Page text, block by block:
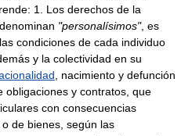
1. Los derechos de la
"personalísimos", es
condiciones de cada individuo
y la colectividad en su
, nacimiento y defunción
obligaciones y contratos, que
con consecuencias
de bienes, según las